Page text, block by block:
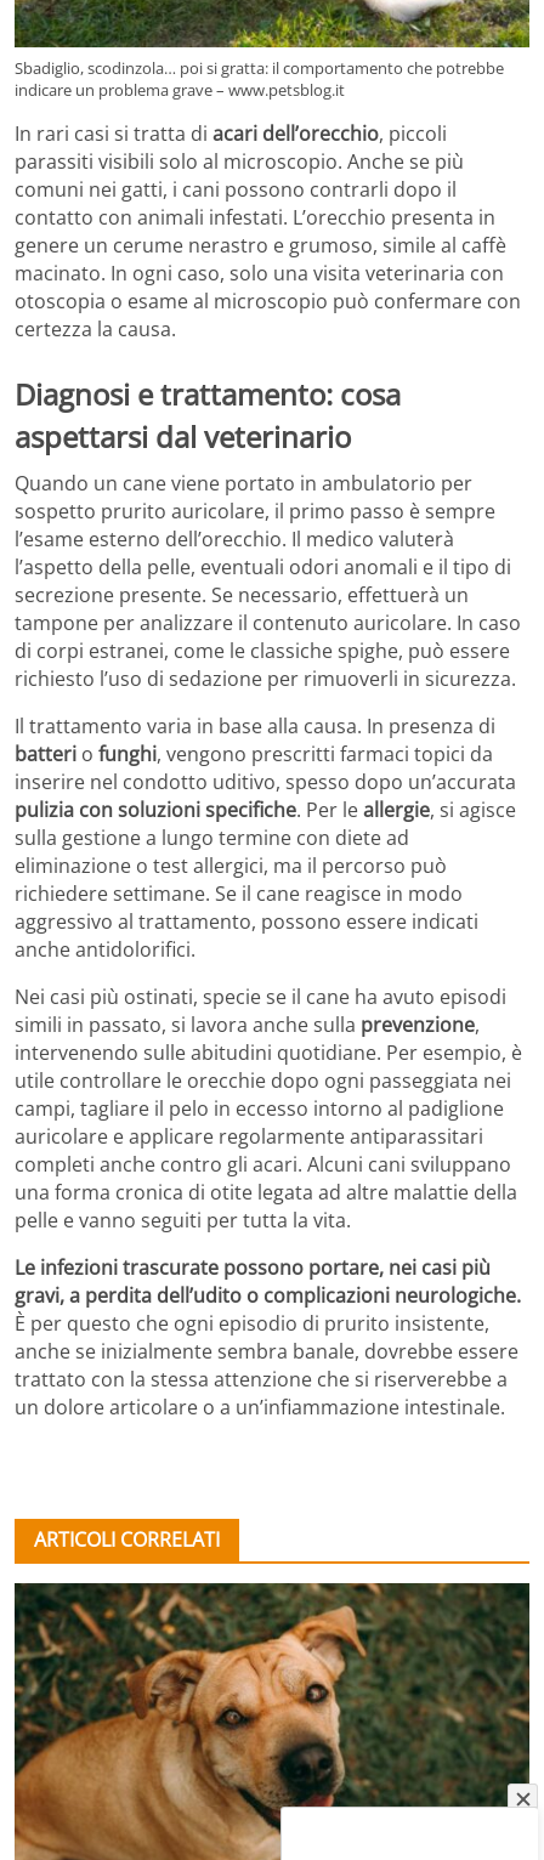
Sbadiglio, scodinzola… poi si gratta: il comportamento che potrebbe
indicare un problema grave – www.petsblog.it
In rari casi si tratta di acari dell’orecchio, piccoli
parassiti visibili solo al microscopio. Anche se più
comuni nei gatti, i cani possono contrarli dopo il
contatto con animali infestati. L’orecchio presenta in
genere un cerume nerastro e grumoso, simile al caffè
macinato. In ogni caso, solo una visita veterinaria con
otoscopia o esame al microscopio può confermare con
certezza la causa.
Diagnosi e trattamento: cosa
aspettarsi dal veterinario
Quando un cane viene portato in ambulatorio per
sospetto prurito auricolare, il primo passo è sempre
l’esame esterno dell’orecchio. Il medico valuterà
l’aspetto della pelle, eventuali odori anomali e il tipo di
secrezione presente. Se necessario, effettuerà un
tampone per analizzare il contenuto auricolare. In caso
di corpi estranei, come le classiche spighe, può essere
richiesto l’uso di sedazione per rimuoverli in sicurezza.
Il trattamento varia in base alla causa. In presenza di
batteri o funghi, vengono prescritti farmaci topici da
inserire nel condotto uditivo, spesso dopo un’accurata
pulizia con soluzioni specifiche. Per leallergie, si agisce
sulla gestione a lungo termine con diete ad
eliminazione o test allergici, ma il percorso può
richiedere settimane. Se il cane reagisce in modo
aggressivo al trattamento, possono essere indicati
anche antidolorifici.
Nei casi più ostinati, specie se il cane ha avuto episodi
simili in passato, si lavora anche sulla prevenzione,
intervenendo sulle abitudini quotidiane. Per esempio, è
utile controllare le orecchie dopo ogni passeggiata nei
campi, tagliare il pelo in eccesso intorno al padiglione
auricolare e applicare regolarmente antiparassitari
completi anche contro gli acari. Alcuni cani sviluppano
una forma cronica di otite legata ad altre malattie della
pelle e vanno seguiti per tutta la vita.
Le infezioni trascurate possono portare, nei casi più
gravi, a perdita dell’udito o complicazioni neurologiche.
È per questo che ogni episodio di prurito insistente,
anche se inizialmente sembra banale, dovrebbe essere
trattato con la stessa attenzione che si riserverebbe a
un dolore articolare o a un’infiammazione intestinale.
ARTICOLI CORRELATI